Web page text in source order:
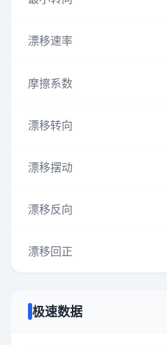
漂移速率
摩擦系数
漂移转向
漂移摆动
漂移反向
漂移回正
极速数据